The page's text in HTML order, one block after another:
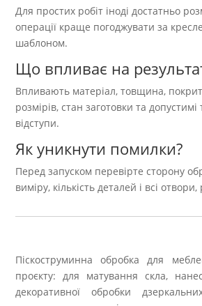
Для простих робіт іноді достатньо
операції краще погоджувати за
шаблоном.
Що впливає на
Впливають матеріал, товщина,
розмірів, стан заготовки та допустимі
відступи.
Як уникнути помилки?
Перед запуском перевірте сторону
виміру, кількість деталей і всі
Піскоструминна обробка для
проєкту: для матування скла,
декоративної обробки